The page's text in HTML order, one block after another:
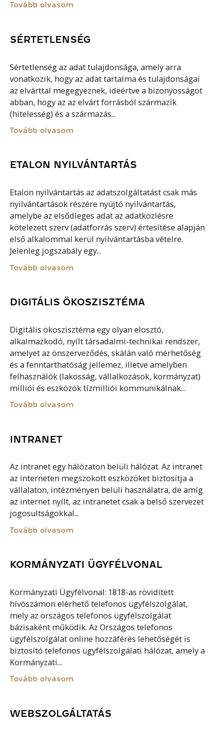
Tovább olvasom
SÉRTETLENSÉG
Sértetlenség az adat tulajdonsága, amely arra
vonatkozik, hogy az adat tartalma és tulajdonságai
az elvárttal megegyeznek, ideértve a bizonyosságot
abban, hogy az az elvárt forrásból származik
(hitelesség) és a származás...
Tovább olvasom
ETALON NYILVÁNTARTÁS
Etalon nyilvántartás az adatszolgáltatást csak más
nyilvántartások részére nyújtó nyilvántartás,
amelybe az elsődleges adat az adatközlésre
kötelezett szerv (adatforrás szerv) értesítése alapján
első alkalommal kerül nyilvántartásba vételre.
Jelenleg jogszabály egy...
Tovább olvasom
DIGITÁLIS ÖKOSZISZTÉMA
Digitális ökoszisztéma egy olyan elosztó,
alkalmazkodó, nyílt társadalmi-technikai rendszer,
amelyet az önszerveződés, skálán való mérhetőség
és a fenntarthatóság jellemez, illetve amelyben
felhasználók (lakosság, vállalkozások, kormányzat)
milliói és eszközök tízmilliói kommunikálnak...
Tovább olvasom
INTRANET
Az intranet egy hálózaton belüli hálózat. Az intranet
az interneten megszokott eszközöket biztosítja a
vállalaton, intézményen belüli használatra, de amíg
az internet nyílt, az intranetet csak a belső szervezet
jogosultságokkal...
Tovább olvasom
KORMÁNYZATI ÜGYFÉLVONAL
Kormányzati Ügyfélvonal: 1818-as rövidített
hívószámon elérhető telefonos ügyfélszolgálat,
mely az országos telefonos ügyfélszolgálat
bázisaként működik. Az Országos telefonos
ügyfélszolgálat online hozzáférés lehetőségét is
biztosító telefonos ügyfélszolgálati hálózat, amely a
Kormányzati...
Tovább olvasom
WEBSZOLGÁLTATÁS